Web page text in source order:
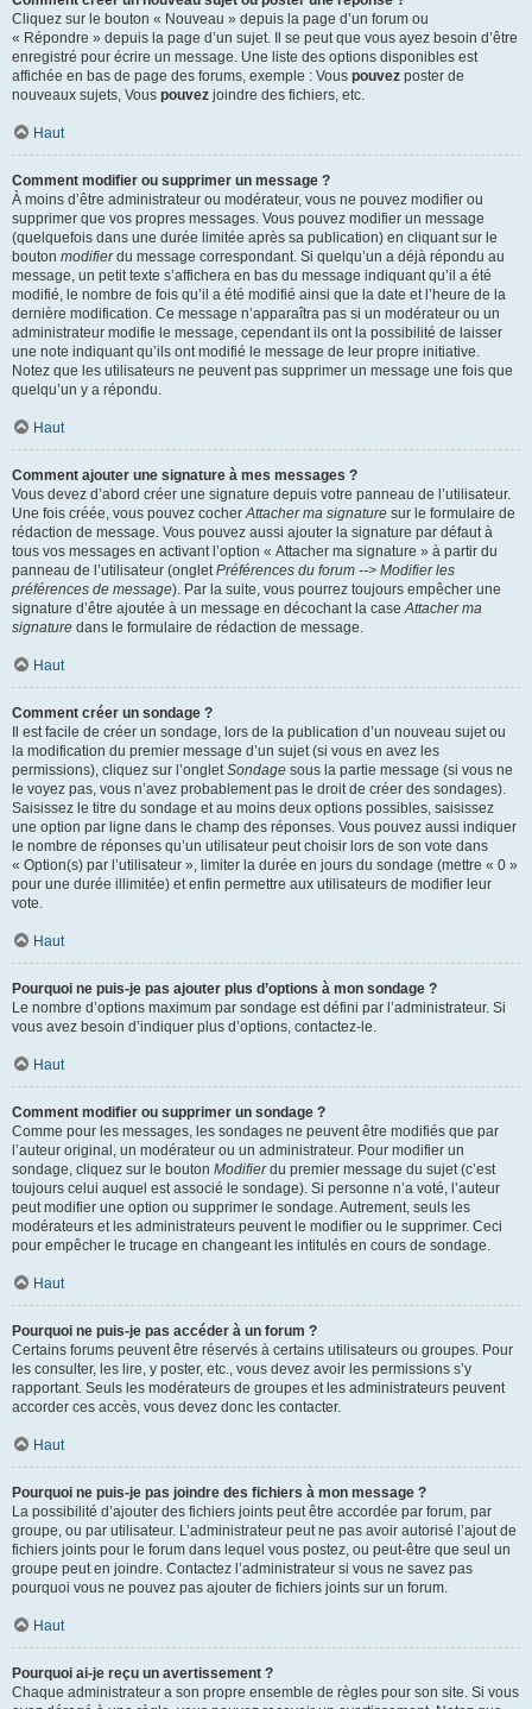
Cliquez sur le bouton « Nouveau » depuis la page d’un forum ou
« Répondre » depuis la page d’un sujet. Il se peut que vous ayez besoin d’être
enregistré pour écrire un message. Une liste des options disponibles est
affichée en bas de page des forums, exemple : Vous pouvez poster de
nouveaux sujets, Vous pouvez joindre des fichiers, etc.
Haut
Comment modifier ou supprimer un message ?
À moins d’être administrateur ou modérateur, vous ne pouvez modifier ou
supprimer que vos propres messages. Vous pouvez modifier un message
(quelquefois dans une durée limitée après sa publication) en cliquant sur le
bouton modifierdu message correspondant. Si quelqu’un a déjà répondu au
message, un petit texte s’affichera en bas du message indiquant qu’il a été
modifié, le nombre de fois qu’il a été modifié ainsi que la date et l’heure de la
dernière modification. Ce message n’apparaîtra pas si un modérateur ou un
administrateur modifie le message, cependant ils ont la possibilité de laisser
une note indiquant qu’ils ont modifié le message de leur propre initiative.
Notez que les utilisateurs ne peuvent pas supprimer un message une fois que
quelqu’un y a répondu.
Haut
Comment ajouter une signature à mes messages ?
Vous devez d’abord créer une signature depuis votre panneau de l’utilisateur.
Une fois créée, vous pouvez cocherAttacher ma signature sur le formulaire de
rédaction de message. Vous pouvez aussi ajouter la signature par défaut à
tous vos messages en activant l’option « Attacher ma signature » à partir du
panneau de l’utilisateur (ongletPréférences du forum --> Modifier les
préférences de message). Par la suite, vous pourrez toujours empêcher une
signature d’être ajoutée à un message en décochant la caseAttacher ma
signature dans le formulaire de rédaction de message.
Haut
Comment créer un sondage ?
Il est facile de créer un sondage, lors de la publication d’un nouveau sujet ou
la modification du premier message d’un sujet (si vous en avez les
permissions), cliquez sur l’ongletSondage sous la partie message (si vous ne
le voyez pas, vous n’avez probablement pas le droit de créer des sondages).
Saisissez le titre du sondage et au moins deux options possibles, saisissez
une option par ligne dans le champ des réponses. Vous pouvez aussi indiquer
le nombre de réponses qu’un utilisateur peut choisir lors de son vote dans
« Option(s) par l’utilisateur », limiter la durée en jours du sondage (mettre « 0 »
pour une durée illimitée) et enfin permettre aux utilisateurs de modifier leur
vote.
Haut
Pourquoi ne puis-je pas ajouter plus d’options à mon sondage ?
Le nombre d’options maximum par sondage est défini par l’administrateur. Si
vous avez besoin d’indiquer plus d’options, contactez-le.
Haut
Comment modifier ou supprimer un sondage ?
Comme pour les messages, les sondages ne peuvent être modifiés que par
l’auteur original, un modérateur ou un administrateur. Pour modifier un
sondage, cliquez sur le bouton Modifierdu premier message du sujet (c’est
toujours celui auquel est associé le sondage). Si personne n’a voté, l’auteur
peut modifier une option ou supprimer le sondage. Autrement, seuls les
modérateurs et les administrateurs peuvent le modifier ou le supprimer. Ceci
pour empêcher le trucage en changeant les intitulés en cours de sondage.
Haut
Pourquoi ne puis-je pas accéder à un forum ?
Certains forums peuvent être réservés à certains utilisateurs ou groupes. Pour
les consulter, les lire, y poster, etc., vous devez avoir les permissions s’y
rapportant. Seuls les modérateurs de groupes et les administrateurs peuvent
accorder ces accès, vous devez donc les contacter.
Haut
Pourquoi ne puis-je pas joindre des fichiers à mon message ?
La possibilité d’ajouter des fichiers joints peut être accordée par forum, par
groupe, ou par utilisateur. L’administrateur peut ne pas avoir autorisé l’ajout de
fichiers joints pour le forum dans lequel vous postez, ou peut-être que seul un
groupe peut en joindre. Contactez l’administrateur si vous ne savez pas
pourquoi vous ne pouvez pas ajouter de fichiers joints sur un forum.
Haut
Pourquoi ai-je reçu un avertissement ?
Chaque administrateur a son propre ensemble de règles pour son site. Si vous